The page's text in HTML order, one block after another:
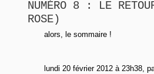
NUMÉRO 8 : LE
ROSE)
alors, le sommaire !
lundi 20 février 2012 à 23h38,